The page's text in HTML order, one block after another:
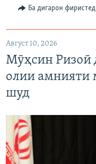
Ба дигарон фиристед
Август 10, 2026
Мӯҳсин Ризоӣ
олии амнияти
шуд